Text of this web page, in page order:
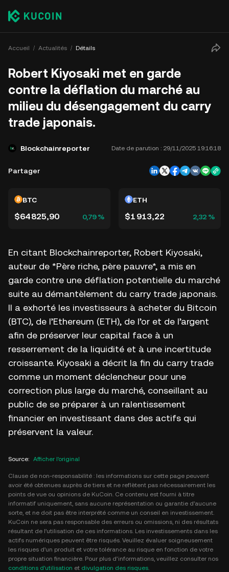
Accueil Actualités Détails
Robert Kiyosaki met en garde
contre la déflation du marché au
milieu du désengagement du carry
trade japonais.
Blockchainreporter Date de parution : 29/11/2025 19:16:18
Partager
BTC
$64 825,90 0,79 %
ETH
$1 913,22 2,32 %
En citant Blockchainreporter, Robert Kiyosaki,
auteur de *Père riche, père pauvre*, a mis en
garde contre une déflation potentielle du marché
suite au démantèlement du carry trade japonais.
Il a exhorté les investisseurs à acheter du Bitcoin
(BTC), de l’Ethereum (ETH), de l’or et de l’argent
afin de préserver leur capital face à un
resserrement de la liquidité et à une incertitude
croissante. Kiyosaki a décrit la fin du carry trade
comme un moment déclencheur pour une
correction plus large du marché, conseillant au
public de se préparer à un ralentissement
financier en investissant dans des actifs qui
préservent la valeur.
Source: Afficher l'original
Clause de non-responsabilité : les informations sur cette page peuvent
avoir été obtenues auprès de tiers et ne reflètent pas nécessairement les
points de vue ou opinions de KuCoin. Ce contenu est fourni à titre
informatif uniquement, sans aucune représentation ou garantie d’aucune
sorte, et ne doit pas être interprété comme un conseil en investissement.
KuCoin ne sera pas responsable des erreurs ou omissions, ni des résultats
résultant de l’utilisation de ces informations. Les investissements dans les
actifs numériques peuvent être risqués. Veuillez évaluer soigneusement
les risques d’un produit et votre tolérance au risque en fonction de votre
propre situation financière. Pour plus d’informations, veuillez consulter nos
conditions d’utilisation et divulgation des risques.